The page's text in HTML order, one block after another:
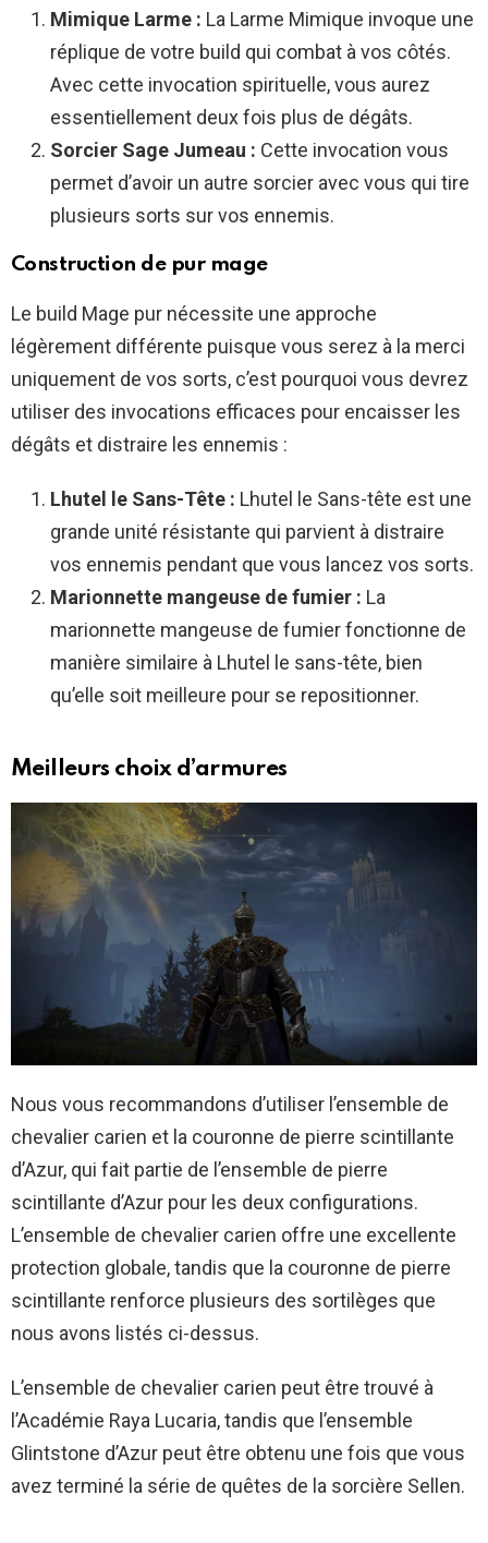
Mimique Larme : La Larme Mimique invoque une
réplique de votre build qui combat à vos côtés.
Avec cette invocation spirituelle, vous aurez
essentiellement deux fois plus de dégâts.
Sorcier Sage Jumeau : Cette invocation vous
permet d’avoir un autre sorcier avec vous qui tire
plusieurs sorts sur vos ennemis.
Construction de pur mage
Le build Mage pur nécessite une approche
légèrement différente puisque vous serez à la merci
uniquement de vos sorts, c’est pourquoi vous devrez
utiliser des invocations efficaces pour encaisser les
dégâts et distraire les ennemis :
Lhutel le Sans-Tête : Lhutel le Sans-tête est une
grande unité résistante qui parvient à distraire
vos ennemis pendant que vous lancez vos sorts.
Marionnette mangeuse de fumier : La
marionnette mangeuse de fumier fonctionne de
manière similaire à Lhutel le sans-tête, bien
qu’elle soit meilleure pour se repositionner.
Meilleurs choix d’armures
Nous vous recommandons d’utiliser l’ensemble de
chevalier carien et la couronne de pierre scintillante
d’Azur, qui fait partie de l’ensemble de pierre
scintillante d’Azur pour les deux configurations.
L’ensemble de chevalier carien offre une excellente
protection globale, tandis que la couronne de pierre
scintillante renforce plusieurs des sortilèges que
nous avons listés ci-dessus.
L’ensemble de chevalier carien peut être trouvé à
l’Académie Raya Lucaria, tandis que l’ensemble
Glintstone d’Azur peut être obtenu une fois que vous
avez terminé la série de quêtes de la sorcière Sellen.